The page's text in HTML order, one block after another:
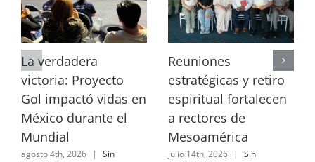
La verdadera
victoria: Proyecto
Gol impactó vidas en
México durante el
Mundial
agosto 4th, 2026 |
Sin
Reuniones
estratégicas y retiro
espiritual fortalecen
a rectores de
Mesoamérica
julio 14th, 2026 |
Sin